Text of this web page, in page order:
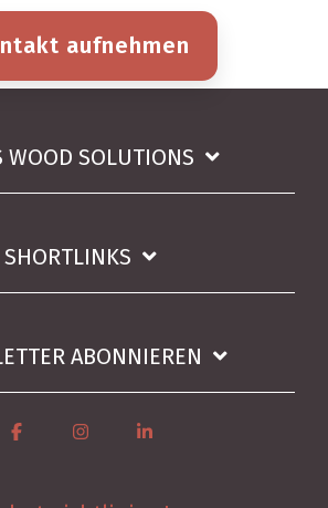
aufnehmen
WOOD SOLUTIONS
SHORTLINKS
ABONNIEREN
FacebookInstagram